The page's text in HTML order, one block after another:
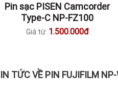
Pin sạc PISEN Camcorder
Type-C NP-FZ100
Giá từ: 1.500.000đ
TỨC VỀ PIN FUJIFILM